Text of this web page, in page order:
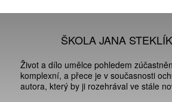
ŠKOLA JANA
Život a dílo umělce pohledem
komplexní, a přece je v současnosti
autora, který by ji rozehrával ve stále